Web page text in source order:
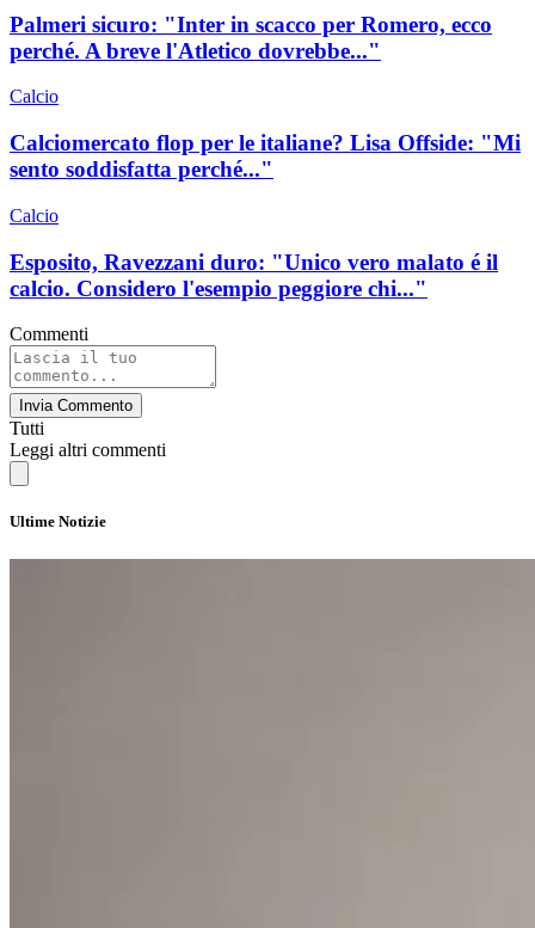
Palmeri sicuro: "Inter in scacco per Romero, ecco
perché. A breve l'Atletico dovrebbe..."
Calcio
Calciomercato flop per le italiane? Lisa Offside: "Mi
sento soddisfatta perché..."
Calcio
Esposito, Ravezzani duro: "Unico vero malato é il
calcio. Considero l'esempio peggiore chi..."
Commenti
Invia Commento
Tutti
Leggi altri commenti
Ultime Notizie